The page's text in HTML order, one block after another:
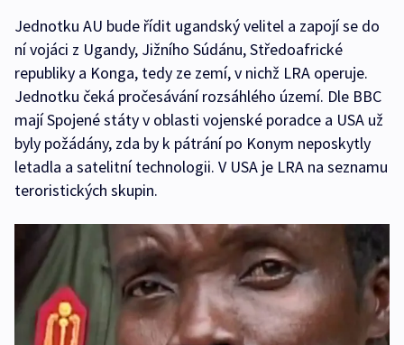
Jednotku AU bude řídit ugandský velitel a zapojí se do
ní vojáci z Ugandy, Jižního Súdánu, Středoafrické
republiky a Konga, tedy ze zemí, v nichž LRA operuje.
Jednotku čeká pročesávání rozsáhlého území. Dle BBC
mají Spojené státy v oblasti vojenské poradce a USA už
byly požádány, zda by k pátrání po Konym neposkytly
letadla a satelitní technologii. V USA je LRA na seznamu
teroristických skupin.